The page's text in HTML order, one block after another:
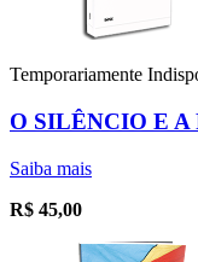
Temporariamente
O SILÊNCIO E A
Saiba mais
R$ 45,00